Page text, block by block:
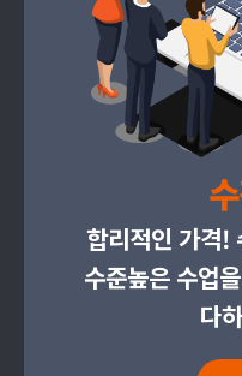
합리적인 가격!
수준높은 수업
다